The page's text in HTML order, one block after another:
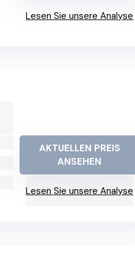
Lesen Sie unsere Analyse
AKTUELLEN PREIS
ANSEHEN
Lesen Sie unsere Analyse